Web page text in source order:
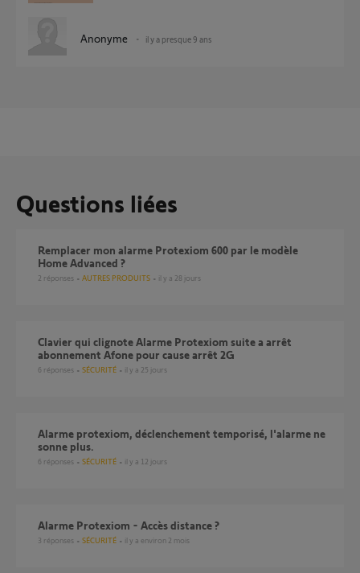
Anonyme il y a presque 9 ans
Questions liées
Remplacer mon alarme Protexiom 600 par le modèle
Home Advanced ?
2 réponses AUTRES PRODUITS il y a 28 jours
Clavier qui clignote Alarme Protexiom suite a arrêt
abonnement Afone pour cause arrêt 2G
6 réponses SÉCURITÉ il y a 25 jours
alarme protexiom, déclenchement temporisé, l'alarme ne
sonne plus.
6 réponses SÉCURITÉ il y a 12 jours
Alarme Protexiom - Accès distance ?
3 réponses SÉCURITÉ il y a environ 2 mois